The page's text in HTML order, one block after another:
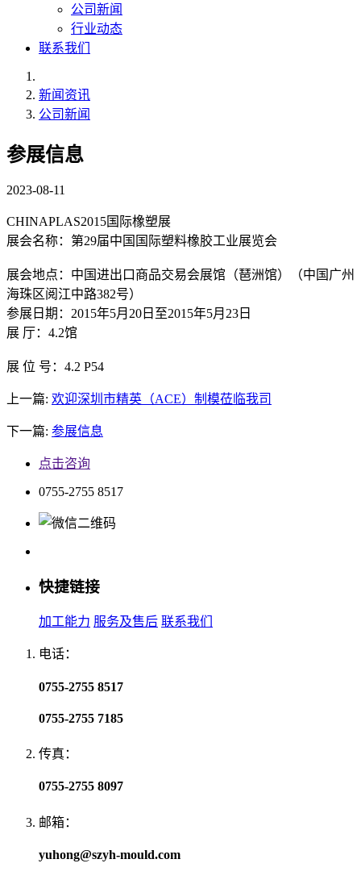
公司新闻
行业动态
联系我们
新闻资讯
公司新闻
参展信息
2023-08-11
CHINAPLAS2015国际橡塑展
展会名称：第29届中国国际塑料橡胶工业展览会
展会地点：中国进出口商品交易会展馆（琶洲馆）（中国广州
海珠区阅江中路382号）
参展日期：2015年5月20日至2015年5月23日
展 厅：4.2馆
展 位 号：4.2 P54
上一篇: 欢迎深圳市精英（ACE）制模莅临我司
下一篇: 参展信息
点击咨询
0755-2755 8517
快捷链接
加工能力 服务及售后 联系我们
电话：
0755-2755 8517
0755-2755 7185
传真：
0755-2755 8097
邮箱：
yuhong@szyh-mould.com